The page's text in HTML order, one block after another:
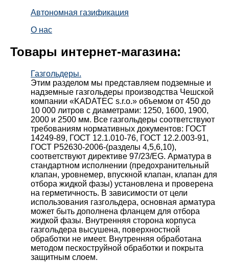
Автономная газификация
О нас
Товары интернет-магазина:
Газгольдеры.
Этим разделом мы представляем подземные и
надземные газгольдеры производства Чешской
компании «KADATEC s.r.o.» объемом от 450 до
10 000 литров с диаметрами: 1250, 1600, 1900,
2000 и 2500 мм. Все газгольдеры соответствуют
требованиям нормативных документов: ГОСТ
14249-89, ГОСТ 12.1.010-76, ГОСТ 12.2.003-91,
ГОСТ Р52630-2006-(разделы 4,5,6,10),
соответствуют директиве 97/23/EG. Арматура в
стандартном исполнении (предохранительный
клапан, уровнемер, впускной клапан, клапан для
отбора жидкой фазы) установлена и проверена
на герметичность. В зависимости от цели
использования газгольдера, основная арматура
может быть дополнена фланцем для отбора
жидкой фазы. Внутренняя сторона корпуса
газгольдера высушена, поверхностной
обработки не имеет. Внутренняя обработана
методом пескоструйной обработки и покрыта
защитным слоем.